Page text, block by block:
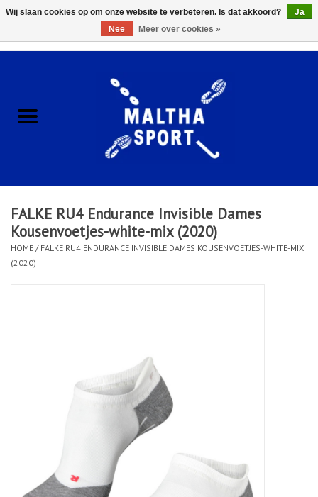
ACCESSOIRES/HARDWARE
KLEDING
CLUBSHOPS
SCHOLEN
FALKE RU4 Endurance Invisible Dames
Kousenvoetjes-white-mix (2020)
HOME / FALKE RU4 ENDURANCE INVISIBLE DAMES KOUSENVOETJES-WHITE-MIX
(2020)
Wij slaan cookies op om onze website te verbeteren. Is dat akkoord?
Ja
Nee
Meer over cookies »